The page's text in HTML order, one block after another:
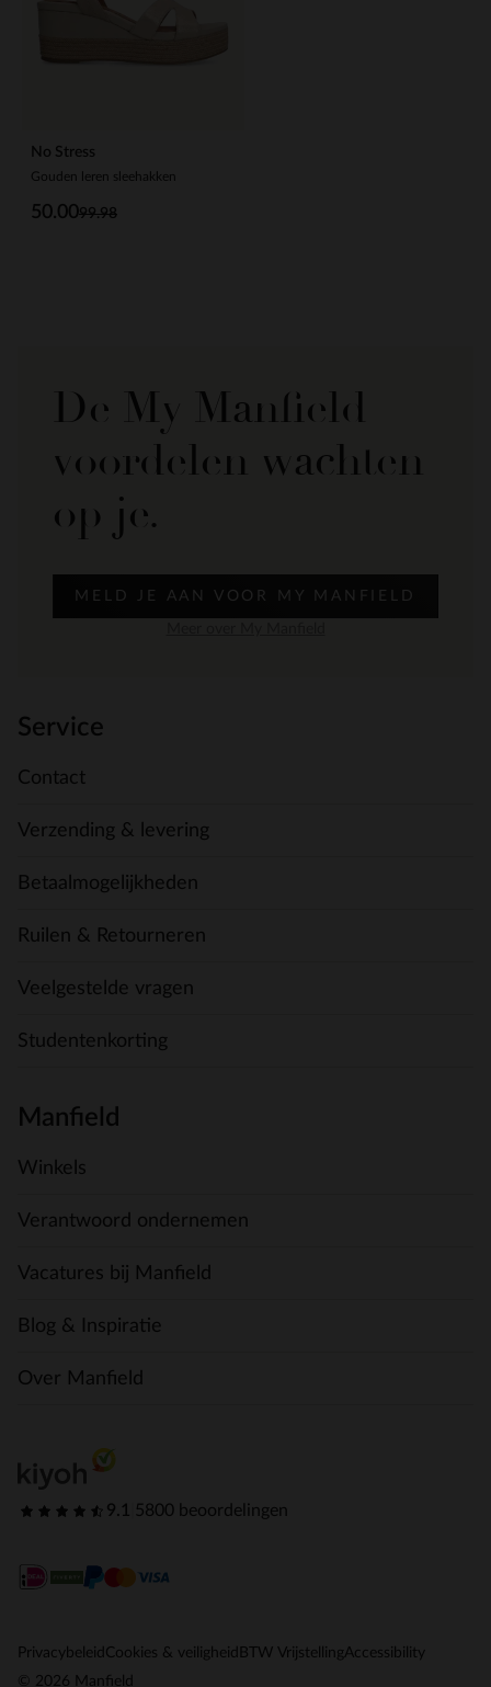
No Stress
Gouden leren sleehakken
99.98
50.00
De My Manfield
voordelen wachten
op je.
MELD JE AAN VOOR MY MANFIELD
Service
Contact
Verzending & levering
Betaalmogelijkheden
Ruilen & Retourneren
Veelgestelde vragen
Studentenkorting
Manfield
Winkels
Verantwoord ondernemen
Vacatures bij Manfield
Blog & Inspiratie
Over Manfield
9.1 5800 beoordelingen
Privacybeleid Cookies & veiligheid BTW VrijstellingAccessibility
© 2026 Manfield